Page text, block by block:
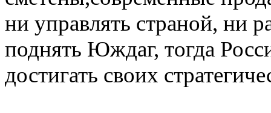
ни управлять страной, ни
поднять Юждаг, тогда
достигать своих